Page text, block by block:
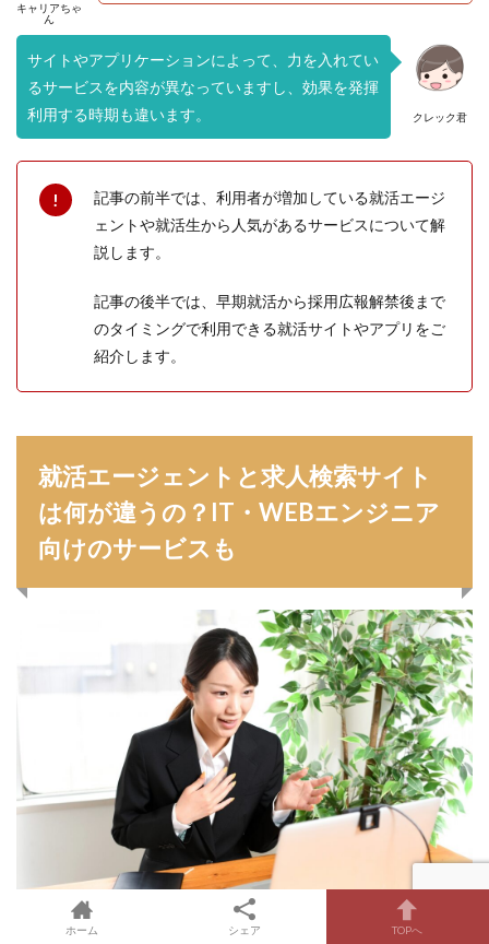
キャリアちゃ
ん
クレック君
サイトやアプリケーションによって、力を入れてい
るサービスを内容が異なっていますし、効果を発揮
利用する時期も違います。
記事の前半では、利用者が増加している就活エージ
ェントや就活生から人気があるサービスについて解
説します。
記事の後半では、早期就活から採用広報解禁後まで
のタイミングで利用できる就活サイトやアプリをご
紹介します。
就活エージェントと求人検索サイト
は何が違うの？IT・WEBエンジニア
向けのサービスも
ホーム シェア TOPへ